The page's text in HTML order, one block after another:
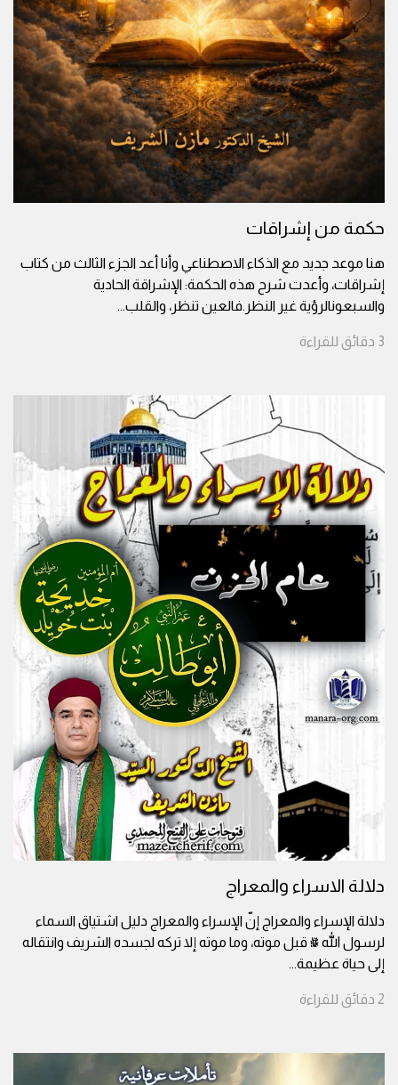
حكمة من إشراقات
هنا موعد جديد مع الذكاء الاصطناعي وأنا أعد الجزء الثالث من كتاب
إشراقات، وأعدت شرح هذه الحكمة: الإشراقة الحادية
والسبعونالرؤية غير النظر.فالعين تنظر، والقلب...
3 دقائق للقراءة
دلالة الاسراء والمعراج
دلالة الإسراء والمعراج إنّ الإسراء والمعراج دليل اشتياق السماء
لرسول الله ﷺ قبل موته، وما موته إلا تركه لجسده الشريف وانتقاله
إلى حياة عظيمة...
2 دقائق للقراءة